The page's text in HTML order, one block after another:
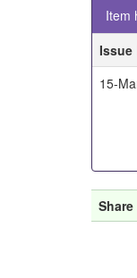
Item
Issue
15-
Share